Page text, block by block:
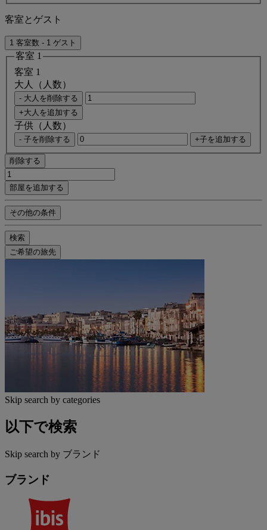
客室とゲスト
1 客室数 - 1 ゲスト
客室 1
客室 1
大人（人数）
- 大人を削除する
+大人を追加する
子供（人数）
- 子を削除する +子を追加する
削除する
部屋を追加する
その他の条件
検索
ご希望の旅先
Skip search by categories
以下で検索
Skip search by ブランド
ブランド